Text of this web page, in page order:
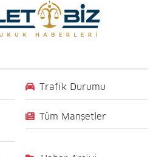
Trafik Durumu
Tüm Manşetler